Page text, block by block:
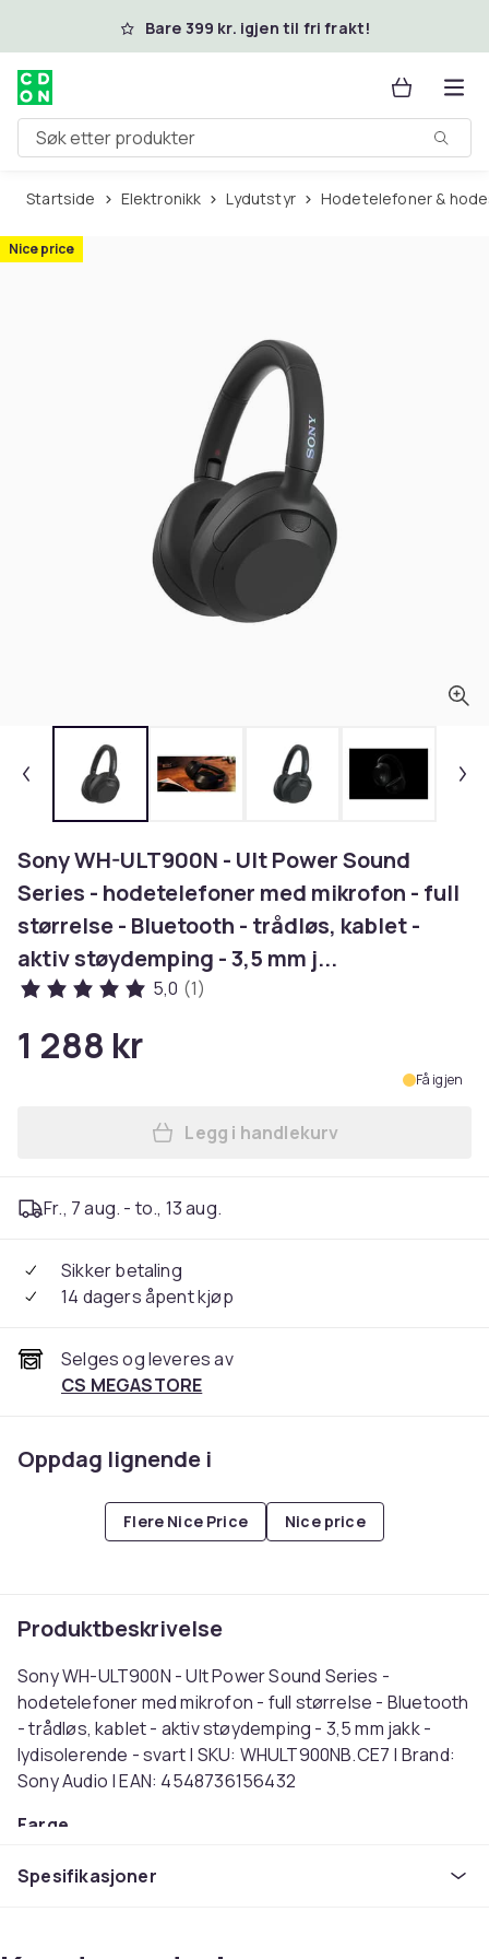
Hopp til hovedinnholdBare 399 kr. igjen til fri frakt!
Søk etter produkter
Startside Elektronikk Lydutstyr Hodetelefoner &
Nice price
Sony WH-ULT900N - Ult Power Sound
Series - hodetelefoner med mikrofon - full
størrelse - Bluetooth - trådløs, kablet -
aktiv støydemping - 3,5 mm j...
5,0 (1)
1 288 kr
Få igjen
Legg Sony WH-ULT900N
Legg i handlekurv
Fr., 7 aug. - to., 13 aug.
Sikker betaling
14 dagers åpent kjøp
Selges og leveres av
CS MEGASTORE
Oppdag lignende i
Flere Nice Price Nice price
Produktbeskrivelse
Sony WH-ULT900N - Ult Power Sound Series -
hodetelefoner med mikrofon - full størrelse - Bluetooth
- trådløs, kablet - aktiv støydemping - 3,5 mm jakk -
lydisolerende - svart | SKU: WHULT900NB.CE7 | Brand:
Sony Audio | EAN: 4548736156432
Farge
Tilkoblingsteknologi
Spesifikasjoner